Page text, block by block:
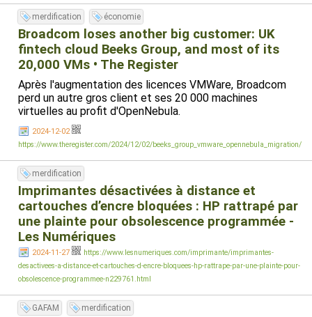
merdification économie
Broadcom loses another big customer: UK
fintech cloud Beeks Group, and most of its
20,000 VMs • The Register
Après l'augmentation des licences VMWare, Broadcom
perd un autre gros client et ses 20 000 machines
virtuelles au profit d'OpenNebula.
2024-12-02
https://www.theregister.com/2024/12/02/beeks_group_vmware_opennebula_migration/
merdification
Imprimantes désactivées à distance et
cartouches d’encre bloquées : HP rattrapé par
une plainte pour obsolescence programmée -
Les Numériques
2024-11-27
https://www.lesnumeriques.com/imprimante/imprimantes-
desactivees-a-distance-et-cartouches-d-encre-bloquees-hp-rattrape-par-une-plainte-pour-
obsolescence-programmee-n229761.html
GAFAM merdification